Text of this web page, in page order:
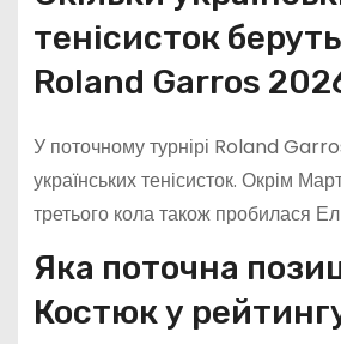
тенісисток
Roland Garros
У поточному турнірі Roland
українських тенісисток. Окрім
третього кола також пробилася
Яка поточна
Костюк у